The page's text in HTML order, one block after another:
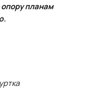
опору планам